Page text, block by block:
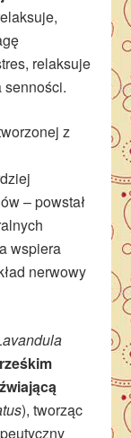
relaksuje
z
– powstał
wspiera
nerwowy
rześkim
), tworząc